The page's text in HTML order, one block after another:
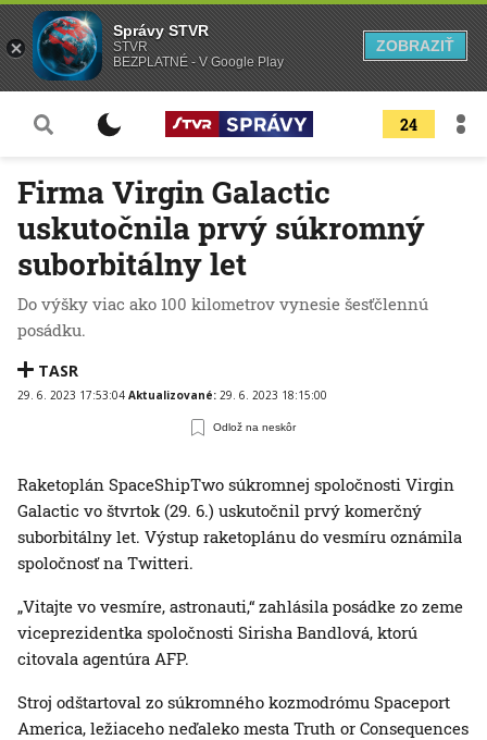
24
Firma Virgin Galactic
uskutočnila prvý súkromný
suborbitálny let
Do výšky viac ako 100 kilometrov vynesie šesťčlennú
posádku.
TASR
29. 6. 2023 17:53:04 Aktualizované: 29. 6. 2023 18:15:00
Odlož na neskôr
Raketoplán SpaceShipTwo súkromnej spoločnosti Virgin
Galactic vo štvrtok (29. 6.) uskutočnil prvý komerčný
suborbitálny let. Výstup raketoplánu do vesmíru oznámila
spoločnosť na Twitteri.
„Vitajte vo vesmíre, astronauti,“ zahlásila posádke zo zeme
viceprezidentka spoločnosti Sirisha Bandlová, ktorú
citovala agentúra AFP.
Stroj odštartoval zo súkromného kozmodrómu Spaceport
America, ležiaceho neďaleko mesta Truth or Consequences
Správy STVR
STVR
BEZPLATNÉ - V Google Play
ZOBRAZIŤ